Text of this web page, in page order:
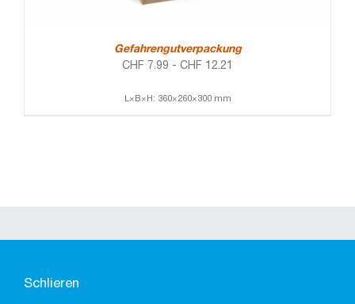
Gefahrengutverpackung
CHF 7.99 - CHF 12.21
L×B×H: 360×260×300 mm
Schlieren